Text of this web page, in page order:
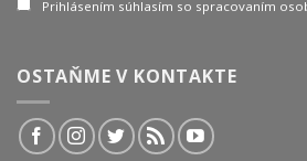
Prihlásením súhlasím so spracovaním
OSTAŇME V KONTAKTE